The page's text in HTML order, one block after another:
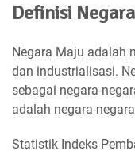
Definisi
Negara Maju adalah
dan industrialisasi.
sebagai negara-
adalah negara-
Statistik Indeks